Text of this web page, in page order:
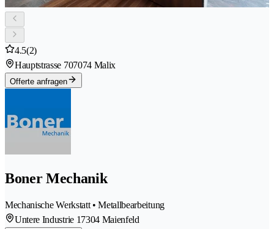
4.5(2)
Hauptstrasse 707074 Malix
Offerte anfragen
Boner Mechanik
Mechanische Werkstatt • Metallbearbeitung
Untere Industrie 17304 Maienfeld